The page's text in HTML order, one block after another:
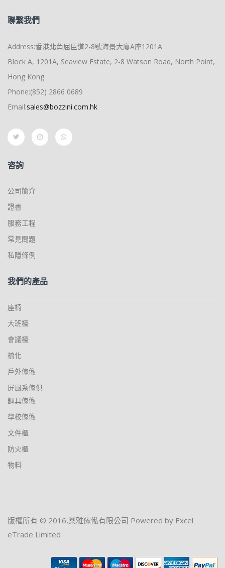
聯繫我們
Address:香港北角屈臣道2-8號海景大廈A座1201A
Block A, 1201A, Seaview Estate, 2-8 Watson Road, North Point,
Hong Kong
Phone:(852) 2866 0689
Email:sales@bozzini.com.hk
咨詢
公司簡介
證書
服務工程
常見問題
私隱條例
我們的產品
座椅
大班檯
會議檯
梳化
戶外傢俬
屏風系傢俱
鋼具傢俬
學校傢俬
文件櫃
防火櫃
物料
版權所有 © 2016,燊雅傢俬有限公司 Powered by Excel
eTrade Limited